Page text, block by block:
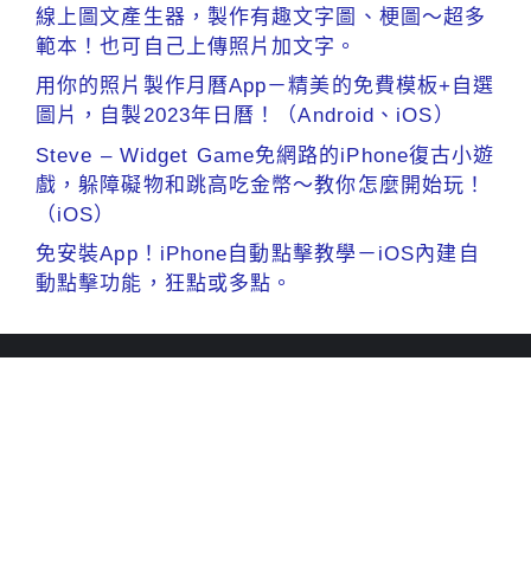
線上圖文產生器，製作有趣文字圖、梗圖～超多
範本！也可自己上傳照片加文字。
用你的照片製作月曆App－精美的免費模板+自選
圖片，自製2023年日曆！（Android、iOS）
Steve – Widget Game免網路的iPhone復古小遊
戲，躲障礙物和跳高吃金幣～教你怎麼開始玩！
（iOS）
免安裝App！iPhone自動點擊教學－iOS內建自
動點擊功能，狂點或多點。